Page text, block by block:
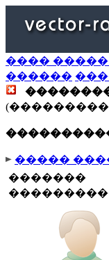
����
������
�����
�������